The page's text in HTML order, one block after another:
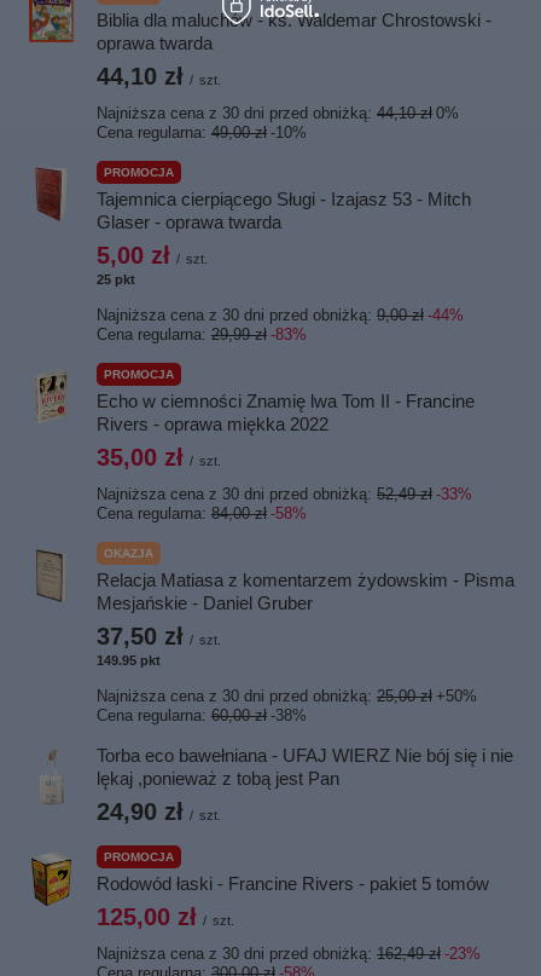
Biblia dla maluchów - ks. Waldemar Chrostowski -
oprawa twarda
44,10 zł / szt.
Najniższa cena z 30 dni przed obniżką: 44,10 zł 0%
Cena regularna: 49,00 zł -10%
PROMOCJA
Tajemnica cierpiącego Sługi - Izajasz 53 - Mitch
Glaser - oprawa twarda
5,00 zł / szt.
25 pkt
Najniższa cena z 30 dni przed obniżką: 9,00 zł -44%
Cena regularna: 29,99 zł -83%
PROMOCJA
Echo w ciemności Znamię lwa Tom II - Francine
Rivers - oprawa miękka 2022
35,00 zł / szt.
Najniższa cena z 30 dni przed obniżką: 52,49 zł -33%
Cena regularna: 84,00 zł -58%
OKAZJA
Relacja Matiasa z komentarzem żydowskim - Pisma
Mesjańskie - Daniel Gruber
37,50 zł / szt.
149.95 pkt
Najniższa cena z 30 dni przed obniżką: 25,00 zł +50%
Cena regularna: 60,00 zł -38%
Torba eco bawełniana - UFAJ WIERZ Nie bój się i nie
lękaj ,ponieważ z tobą jest Pan
24,90 zł / szt.
PROMOCJA
Rodowód łaski - Francine Rivers - pakiet 5 tomów
125,00 zł / szt.
Najniższa cena z 30 dni przed obniżką: 162,49 zł -23%